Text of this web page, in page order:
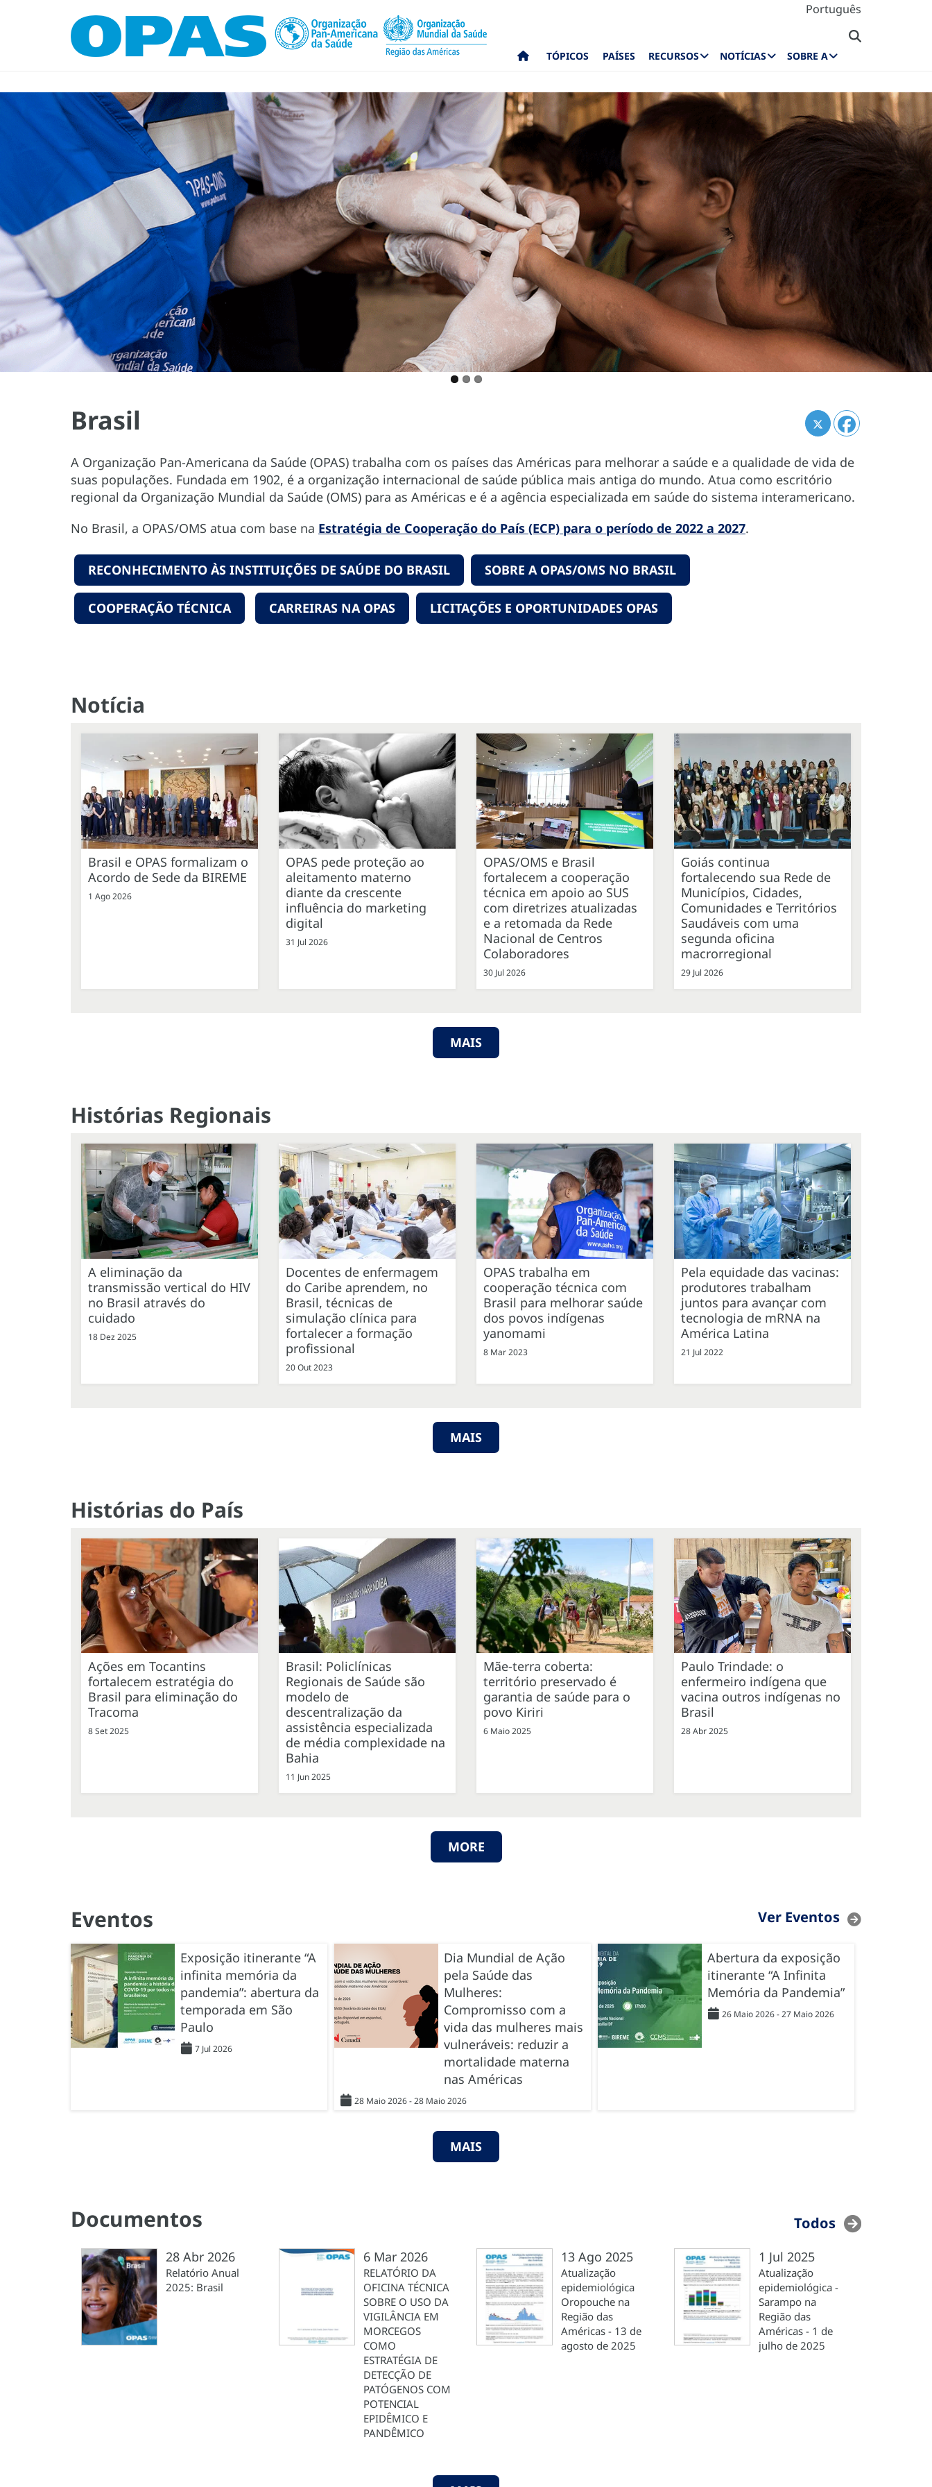
Português
TÓPICOS PAÍSES RECURSOS NOTÍCIAS SOBRE A
Brasil
A Organização Pan-Americana da Saúde (OPAS) trabalha com os países das Américas para melhorar a saúde e a qualidade de vida de
suas populações. Fundada em 1902, é a organização internacional de saúde pública mais antiga do mundo. Atua como escritório
regional da Organização Mundial da Saúde (OMS) para as Américas e é a agência especializada em saúde do sistema interamericano.
No Brasil, a OPAS/OMS atua com base na Estratégia de Cooperação do País (ECP) para o período de 2022 a 2027.
RECONHECIMENTO ÀS INSTITUIÇÕES DE SAÚDE DO BRASIL SOBRE A OPAS/OMS NO BRASIL
COOPERAÇÃO TÉCNICA CARREIRAS NA OPAS LICITAÇÕES E OPORTUNIDADES OPAS
Notícia
Brasil e OPAS formalizam o
Acordo de Sede da BIREME
1 Ago 2026
OPAS pede proteção ao
aleitamento materno
diante da crescente
influência do marketing
digital
31 Jul 2026
OPAS/OMS e Brasil
fortalecem a cooperação
técnica em apoio ao SUS
com diretrizes atualizadas
e a retomada da Rede
Nacional de Centros
Colaboradores
30 Jul 2026
Goiás continua
fortalecendo sua Rede de
Municípios, Cidades,
Comunidades e Territórios
Saudáveis com uma
segunda oficina
macrorregional
29 Jul 2026
MAIS
Histórias Regionais
A eliminação da
transmissão vertical do HIV
no Brasil através do
cuidado
18 Dez 2025
Docentes de enfermagem
do Caribe aprendem, no
Brasil, técnicas de
simulação clínica para
fortalecer a formação
profissional
20 Out 2023
OPAS trabalha em
cooperação técnica com
Brasil para melhorar saúde
dos povos indígenas
yanomami
8 Mar 2023
Pela equidade das vacinas:
produtores trabalham
juntos para avançar com
tecnologia de mRNA na
América Latina
21 Jul 2022
MAIS
Histórias do País
Ações em Tocantins
fortalecem estratégia do
Brasil para eliminação do
Tracoma
8 Set 2025
Brasil: Policlínicas
Regionais de Saúde são
modelo de
descentralização da
assistência especializada
de média complexidade na
Bahia
11 Jun 2025
Mãe-terra coberta:
território preservado é
garantia de saúde para o
povo Kiriri
6 Maio 2025
Paulo Trindade: o
enfermeiro indígena que
vacina outros indígenas no
Brasil
28 Abr 2025
MORE
Eventos Ver Eventos
Exposição itinerante “A
infinita memória da
pandemia”: abertura da
temporada em São
Paulo
7 Jul 2026
Dia Mundial de Ação
pela Saúde das
Mulheres:
Compromisso com a
vida das mulheres mais
vulneráveis: reduzir a
mortalidade materna
nas Américas
28 Maio 2026 - 28 Maio 2026
Abertura da exposição
itinerante “A Infinita
Memória da Pandemia”
26 Maio 2026 - 27 Maio 2026
MAIS
Documentos Todos
28 Abr 2026
Relatório Anual
2025: Brasil
6 Mar 2026
RELATÓRIO DA
OFICINA TÉCNICA
SOBRE O USO DA
VIGILÂNCIA EM
MORCEGOS
COMO
ESTRATÉGIA DE
DETECÇÃO DE
PATÓGENOS COM
POTENCIAL
EPIDÊMICO E
PANDÊMICO
13 Ago 2025
Atualização
epidemiológica
Oropouche na
Região das
Américas - 13 de
agosto de 2025
1 Jul 2025
Atualização
epidemiológica -
Sarampo na
Região das
Américas - 1 de
julho de 2025